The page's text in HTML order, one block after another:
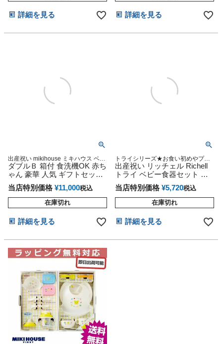
詳細を見る 詳細を見る
出産祝い mikihouse ミキハウス ベビ
ー食器セット 日本製
ダブルＢ 箱付 食洗機OK 赤ち
ゃん 豪華 人気 ギフトセット
プレゼント インスタ
当店特別価格 ¥11,000税込
在庫切れ
詳細を見る
トライシリーズ★お食い初めやプレ
ゼントにピッタリな食器セット
出産祝い リッチェル Richell
トライ ベビー食器セット ス
テップアップできたね!
当店特別価格 ¥5,720税込
在庫切れ
詳細を見る